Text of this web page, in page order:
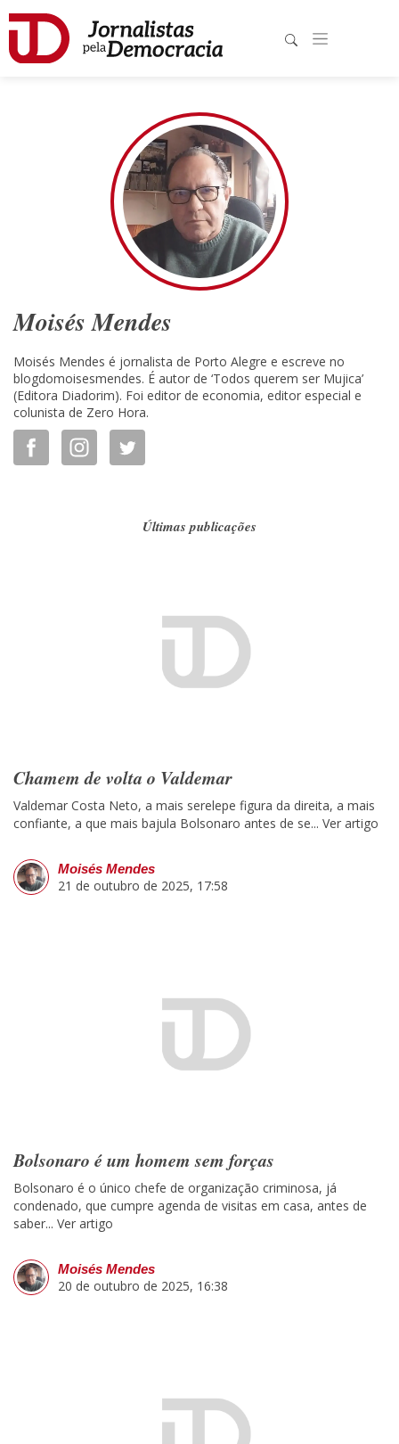
Moisés Mendes
Moisés Mendes é jornalista de Porto Alegre e escreve no
blogdomoisesmendes. É autor de ‘Todos querem ser Mujica’
(Editora Diadorim). Foi editor de economia, editor especial e
colunista de Zero Hora.
Últimas publicações
Chamem de volta o Valdemar
Valdemar Costa Neto, a mais serelepe figura da direita, a mais
confiante, a que mais bajula Bolsonaro antes de se... Ver artigo
Moisés Mendes
21 de outubro de 2025, 17:58
Bolsonaro é um homem sem forças
Bolsonaro é o único chefe de organização criminosa, já
condenado, que cumpre agenda de visitas em casa, antes de
saber... Ver artigo
Moisés Mendes
20 de outubro de 2025, 16:38